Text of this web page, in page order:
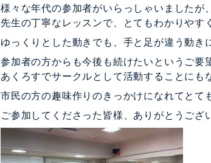
様々な年代の参加者がいらっしゃいましたが、
先生の丁寧なレッスンで、とてもわかりやす
ゆっくりとした動きでも、手と足が違う動き
参加者の方からも今後も続けたいというご要
あくろすでサークルとして活動することにも
市民の方の趣味作りのきっかけになれてとて
ご参加してくださった皆様、ありがとうござ